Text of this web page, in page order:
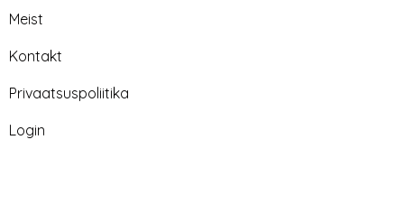
Meist
Kontakt
Privaatsuspoliitika
Login